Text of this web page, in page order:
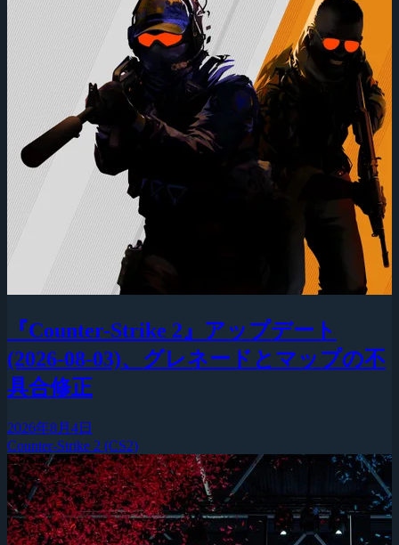
『Counter-Strike 2』アップデート
(2026-08-03)、グレネードとマップの不
具合修正
2026年8月4日
Counter-Strike 2 (CS2)